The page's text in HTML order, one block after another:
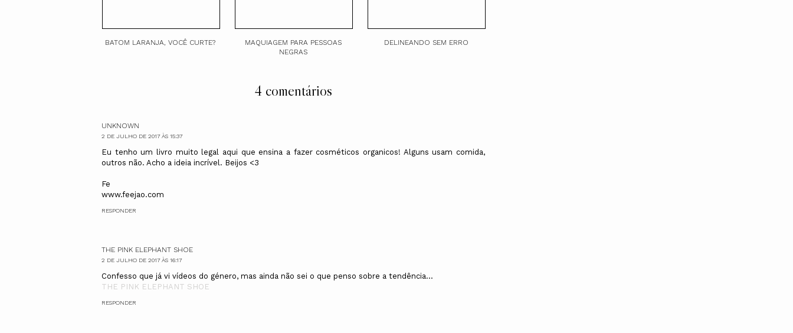
BATOM LARANJA, VOCÊ CURTE?
MAQUIAGEM PARA PESSOAS
NEGRAS
DELINEANDO SEM ERRO
4 comentários
UNKNOWN
2 DE JULHO DE 2017 ÀS 15:37
Eu tenho um livro muito legal aqui que ensina a fazer cosméticos organicos! Alguns usam comida,
outros não. Acho a ideia incrível. Beijos <3
Fe
www.feejao.com
RESPONDER
THE PINK ELEPHANT SHOE
2 DE JULHO DE 2017 ÀS 16:17
Confesso que já vi vídeos do género, mas ainda não sei o que penso sobre a tendência...
THE PINK ELEPHANT SHOE
RESPONDER